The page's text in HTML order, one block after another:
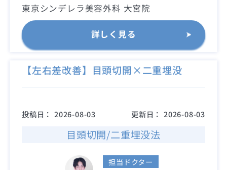
東京シンデレラ美容外科 大宮院
詳しく見る
【左右差改善】目頭切開×二重埋没
投稿日： 2026-08-03 更新日： 2026-08-03
目頭切開/二重埋没法
担当ドクター